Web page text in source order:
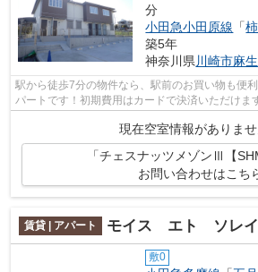
分
小田急小田原線 「
築5年
神奈川県 川崎市麻
駅から徒歩7分の物件なら、駅前のお買い物も便
パートです！初期費用はカードで決済いただけま
いかがでしょうか！お客様のご希望の物...
現在空室情報がありませ
「チェスナッツメゾンⅢ【
お問い合わせはこち
賃貸 | アパート モイス エト ソレ
敷0